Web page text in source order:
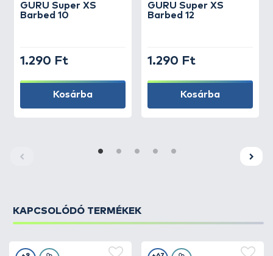
GURU Super XS
Barbed 10
1.290 Ft
Kosárba
GURU Super XS
Barbed 12
1.290 Ft
Kosárba
KAPCSOLÓDÓ TERMÉKEK